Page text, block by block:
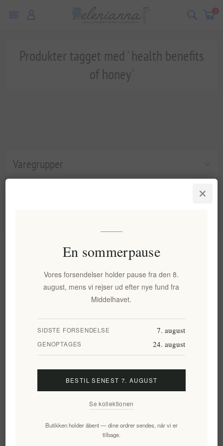
0
Varegrupper
Produkter tagget med ' health benefits
of honey'
Min konto
Tilmeld Frameld
En sommerpause
Vores forsendelser holder pause fra den 8.
august, mens vi rejser ud efter nye fund fra
Middelhavet.
SIDSTE FORSENDELSE 7. august
GENOPTAGES 24. august
BESTIL SENEST 7. AUGUST
Se kollektionen
Butikken holder åbent — dine ordrer sendes, når vi er
tilbage.